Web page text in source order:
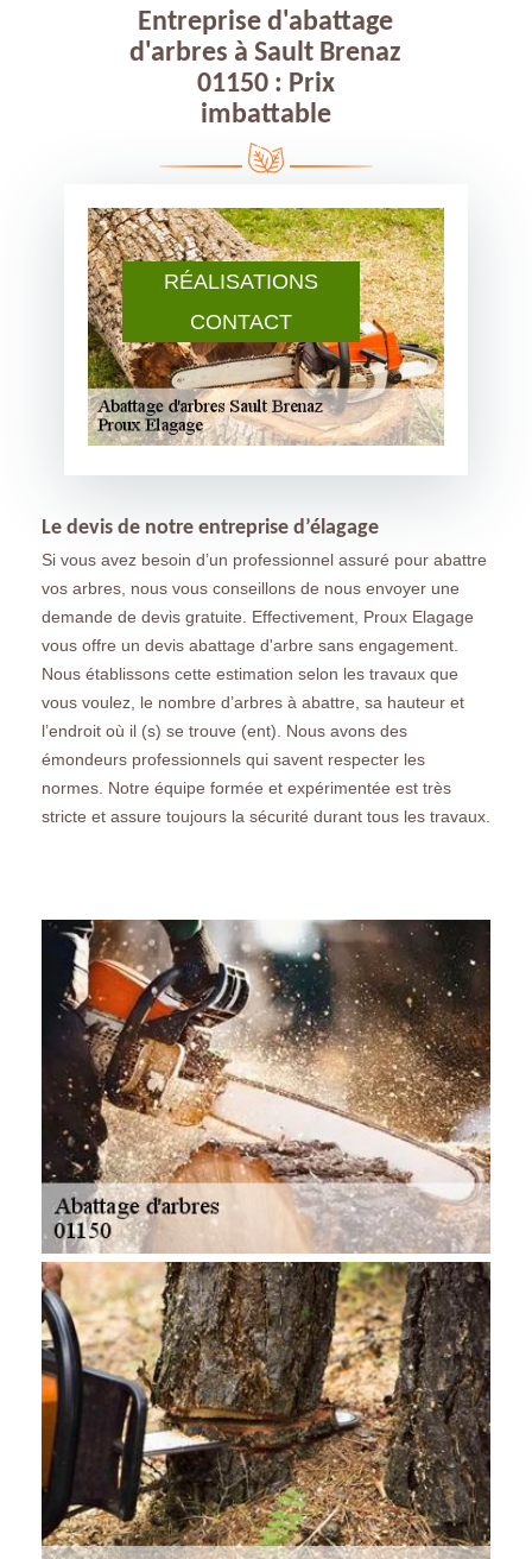
RÉALISATIONS
CONTACT
Entreprise d'abattage
d'arbres à Sault Brenaz
01150 : Prix
imbattable
Le devis de notre entreprise d’élagage
Si vous avez besoin d’un professionnel assuré pour abattre
vos arbres, nous vous conseillons de nous envoyer une
demande de devis gratuite. Effectivement, Proux Elagage
vous offre un devis abattage d'arbre sans engagement.
Nous établissons cette estimation selon les travaux que
vous voulez, le nombre d’arbres à abattre, sa hauteur et
l’endroit où il (s) se trouve (ent). Nous avons des
émondeurs professionnels qui savent respecter les
normes. Notre équipe formée et expérimentée est très
stricte et assure toujours la sécurité durant tous les travaux.